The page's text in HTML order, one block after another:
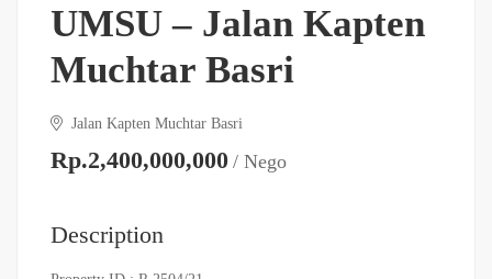
UMSU – Jalan Kapten
Muchtar Basri
Jalan Kapten Muchtar Basri
Rp.2,400,000,000 / Nego
Description